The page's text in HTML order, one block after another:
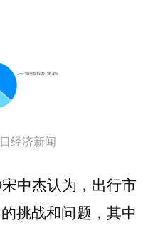
经济新闻
中杰认为，出行市
挑战和问题，其中